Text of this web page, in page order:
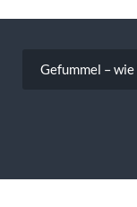
Gefummel –